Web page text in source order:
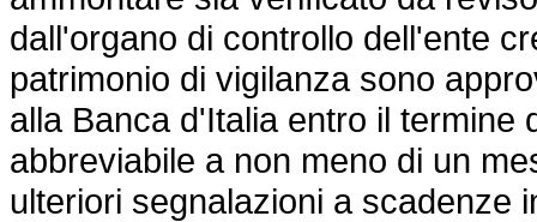
dall'organo di controllo dell'ente
patrimonio di vigilanza sono
alla Banca d'Italia entro il termine
abbreviabile a non meno di un
ulteriori segnalazioni a scadenze